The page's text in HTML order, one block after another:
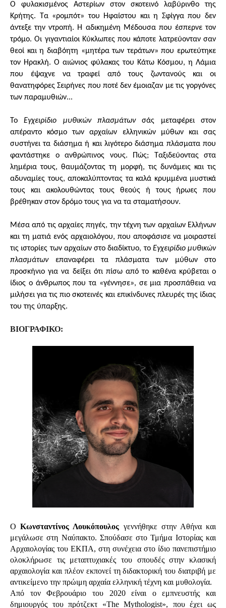
Ο φυλακισμένος Αστερίων στον σκοτεινό λαβύρινθο της
Κρήτης. Τα «ρομπότ» του Ηφαίστου και η Σφίγγα που δεν
άντεξε την ντροπή. Η αδικημένη Μέδουσα που έσπερνε τον
τρόμο. Οι γιγαντιαίοι Κύκλωπες που κάποτε λατρεύονταν σαν
θεοί και η διαβόητη «μητέρα των τεράτων» που ερωτεύτηκε
τον Ηρακλή. Ο αιώνιος φύλακας του Κάτω Κόσμου, η Λάμια
που έψαχνε να τραφεί από τους ζωντανούς και οι
θανατηφόρες Σειρήνες που ποτέ δεν έμοιαζαν με τις γοργόνες
των παραμυθιών...
ΤοΕγχειρίδιο μυθικών πλασμάτωνσάς μεταφέρει στον
απέραντο κόσμο των αρχαίων ελληνικών μύθων και σας
συστήνει τα διάσημα ή και λιγότερο διάσημα πλάσματα που
φαντάστηκε ο ανθρώπινος νους. Πώς; Ταξιδεύοντας στα
λημέρια τους, θαυμάζοντας τη μορφή, τις δυνάμεις και τις
αδυναμίες τους, αποκαλύπτοντας τα καλά κρυμμένα μυστικά
τους και ακολουθώντας τους θεούς ή τους ήρωες που
βρέθηκαν στον δρόμο τους για να τα σταματήσουν.
Μέσα από τις αρχαίες πηγές, την τέχνη των αρχαίων Ελλήνων
και τη ματιά ενός αρχαιολόγου, που αποφάσισε να μοιραστεί
τις ιστορίες των αρχαίων στο διαδίκτυο, το Εγχειρίδιο μυθικών
πλασμάτωνεπαναφέρει τα πλάσματα των μύθων στο
προσκήνιο για να δείξει ότι πίσω από το καθένα κρύβεται ο
ίδιος ο άνθρωπος που τα «γέννησε», σε μια προσπάθεια να
μιλήσει για τις πιο σκοτεινές και επικίνδυνες πλευρές της ίδιας
του της ύπαρξης.
ΒΙΟΓΡΑΦΙΚΟ:
ΟΚωνσταντίνος Λουκόπουλος γεννήθηκε στην Αθήνα και
μεγάλωσε στη Ναύπακτο. Σπούδασε στο Τμήμα Ιστορίας και
Αρχαιολογίας του ΕΚΠΑ, στη συνέχεια στο ίδιο πανεπιστήμιο
ολοκλήρωσε τις μεταπτυχιακές του σπουδές στην κλασική
αρχαιολογία και πλέον εκπονεί τη διδακτορική του διατριβή με
αντικείμενο την πρώιμη αρχαία ελληνική τέχνη και μυθολογία.
Από τον Φεβρουάριο του 2020 είναι ο εμπνευστής και
δημιουργός του πρότζεκτ «The Mythologist», που έχει ως